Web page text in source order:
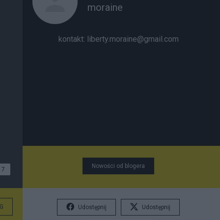
7
moraine
kontakt: liberty.moraine@gmail.com
Nowości od blogera
Udostępnij Udostępnij